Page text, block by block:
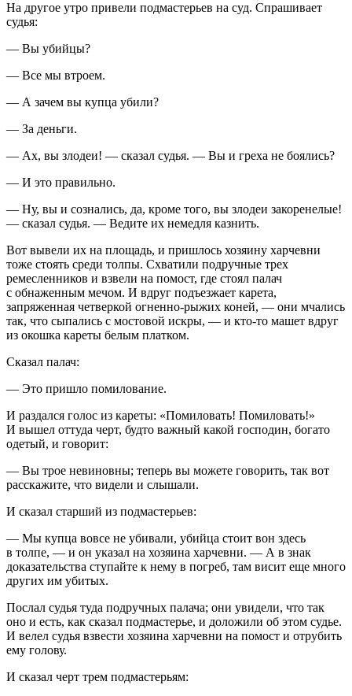
На другое утро привели подмастерьев на суд. Спрашивает
судья:
— Вы убийцы?
— Все мы втроем.
— А зачем вы купца убили?
— За деньги.
— Ах, вы злодеи! — сказал судья. — Вы и греха не боялись?
— И это правильно.
— Ну, вы и сознались, да, кроме того, вы злодеи закоренелые!
— сказал судья. — Ведите их немедля казнить.
Вот вывели их на площадь, и пришлось хозяину харчевни
тоже стоять среди толпы. Схватили подручные трех
ремесленников и взвели на помост, где стоял палач
с обнаженным мечом. И вдруг подъезжает карета,
запряженная четверкой огненно-рыжих коней, — они мчались
так, что сыпались с мостовой искры, — и кто-то машет вдруг
из окошка кареты белым платком.
Сказал палач:
— Это пришло помилование.
И раздался голос из кареты: «Помиловать! Помиловать!»
И вышел оттуда черт, будто важный какой господин, богато
одетый, и говорит:
— Вы трое невиновны; теперь вы можете говорить, так вот
расскажите, что видели и слышали.
И сказал старший из подмастерьев:
— Мы купца вовсе не убивали, убийца стоит вон здесь
в толпе, — и он указал на хозяина харчевни. — А в знак
доказательства ступайте к нему в погреб, там висит еще много
других им убитых.
Послал судья туда подручных палача; они увидели, что так
оно и есть, как сказал подмастерье, и доложили об этом судье.
И велел судья взвести хозяина харчевни на помост и отрубить
ему голову.
И сказал черт трем подмастерьям: